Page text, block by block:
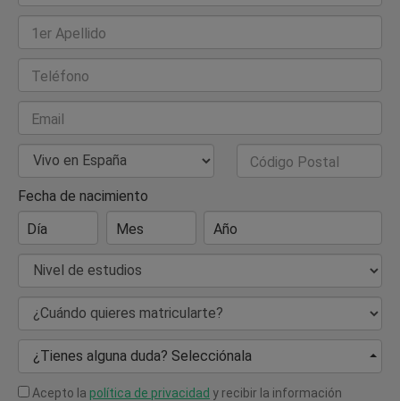
1er Apellido
Teléfono
Email
País de Residencia
Código Postal
Fecha de nacimiento
Día
Mes Año
Nivel de estudios
¿Cuándo quieres matricularte?
¿Tienes alguna duda? Selecciónala
Acepto la política de privacidad y recibir la información